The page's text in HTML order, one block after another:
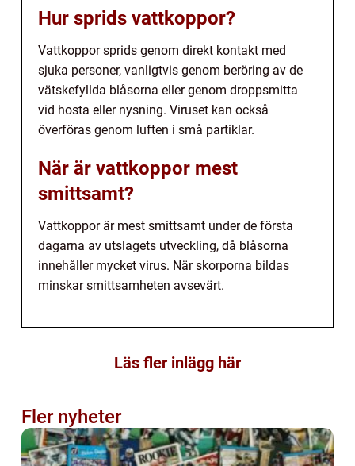
Hur sprids vattkoppor?
Vattkoppor sprids genom direkt kontakt med
sjuka personer, vanligtvis genom beröring av de
vätskefyllda blåsorna eller genom droppsmitta
vid hosta eller nysning. Viruset kan också
överföras genom luften i små partiklar.
När är vattkoppor mest
smittsamt?
Vattkoppor är mest smittsamt under de första
dagarna av utslagets utveckling, då blåsorna
innehåller mycket virus. När skorporna bildas
minskar smittsamheten avsevärt.
Läs fler inlägg här
Fler nyheter